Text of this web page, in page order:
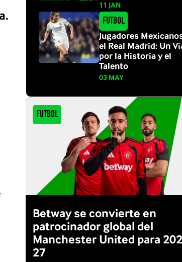
11 JAN
Futbol
Jugadores
el Real Madrid: Un
por la Historia y el
Talento
03 MAY
Futbol
Betway se convierte en
patrocinador global del
Manchester United para
27